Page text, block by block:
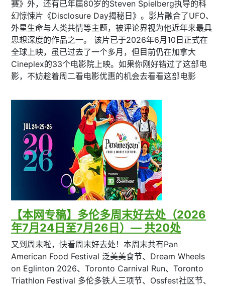
赛》外，还有已年届80岁的Steven Spielberg执导的科
幻惊悚片《Disclosure Day揭秘日》。影片融合了UFO、
外星生命与人类共情等主题，被评论界视为他近年来最具
思想深度的作品之一。 该片已于2026年6月10日正式在
全球上映，虽已过去了一个多月，但目前仍在加拿大
Cineplex的33个电影院上映。如果你刚好错过了这部电
影，不妨趁着周二看电影优惠的机会去看看这部电影
【本网专稿】多伦多周末好去处（2026
年7月24日至7月26日）— 共20处
又到周末啦，快看周末好去处！本周末共有Pan
American Food Festival 泛美美食节、Dream Wheels
on Eglinton 2026、Toronto Carnival Run、Toronto
Triathlon Festival 多伦多铁人三项节、Ossfest社区节、